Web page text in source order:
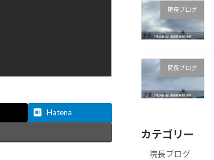
Hatena
院長ブログ
院長ブログ
カテゴリー
院長ブログ